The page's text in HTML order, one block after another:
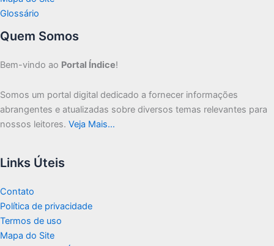
Glossário
Quem Somos
Bem-vindo ao Portal Índice!
Somos um portal digital dedicado a fornecer informações
abrangentes e atualizadas sobre diversos temas relevantes para
nossos leitores. Veja Mais…
Links Úteis
Contato
Política de privacidade
Termos de uso
Mapa do Site